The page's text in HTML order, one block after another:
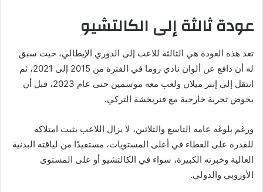
عودة ثالثة إلى الكالتشيو
تعد هذه العودة هي الثالثة للاعب إلى الدوري الإيطالي، حيث سبق
له أن دافع عن ألوان نادي روما في الفترة من 2015 إلى 2021، ثم
انتقل إلى إنتر ميلان ولعب معه موسمين حتى عام 2023، قبل أن
يخوض تجربة خارجية مع فنربخشة التركي.
ورغم بلوغه عامه التاسع والثلاثين، لا يزال اللاعب يثبت امتلاكه
للقدرة على العطاء في أعلى المستويات، مستفيدًا من لياقته البدنية
العالية وخبرته الكبيرة، سواء في الكالتشيو أو على المستوى
الأوروبي والدولي.